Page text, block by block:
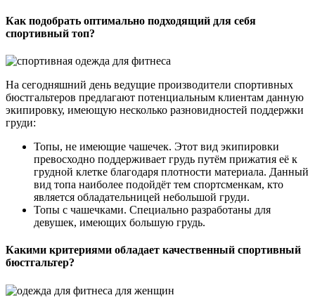
Как подобрать оптимально подходящий для себя
спортивный топ?
На сегодняшний день ведущие производители спортивных
бюстгальтеров предлагают потенциальным клиентам данную
экипировку, имеющую несколько разновидностей поддержки
груди:
Топы, не имеющие чашечек. Этот вид экипировки
превосходно поддерживает грудь путём прижатия её к
грудной клетке благодаря плотности материала. Данный
вид топа наиболее подойдёт тем спортсменкам, кто
является обладательницей небольшой груди.
Топы с чашечками. Специально разработаны для
девушек, имеющих большую грудь.
Какими критериями обладает качественный спортивный
бюстгальтер?